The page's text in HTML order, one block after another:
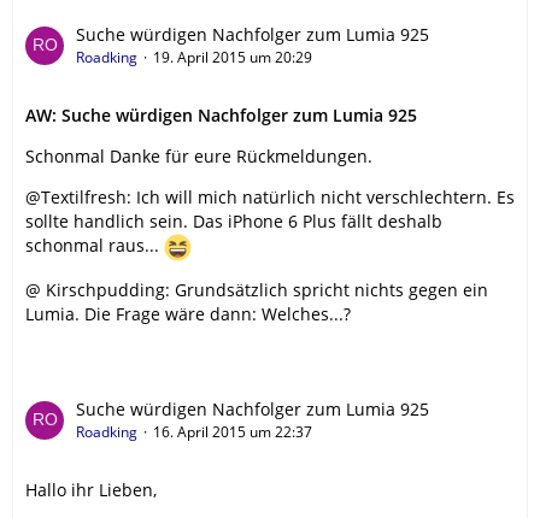
Suche würdigen Nachfolger zum Lumia 925
Roadking 19. April 2015 um 20:29
AW: Suche würdigen Nachfolger zum Lumia 925
Schonmal Danke für eure Rückmeldungen.
@Textilfresh: Ich will mich natürlich nicht verschlechtern. Es
sollte handlich sein. Das iPhone 6 Plus fällt deshalb
schonmal raus...
@ Kirschpudding: Grundsätzlich spricht nichts gegen ein
Lumia. Die Frage wäre dann: Welches...?
Suche würdigen Nachfolger zum Lumia 925
Roadking 16. April 2015 um 22:37
Hallo ihr Lieben,